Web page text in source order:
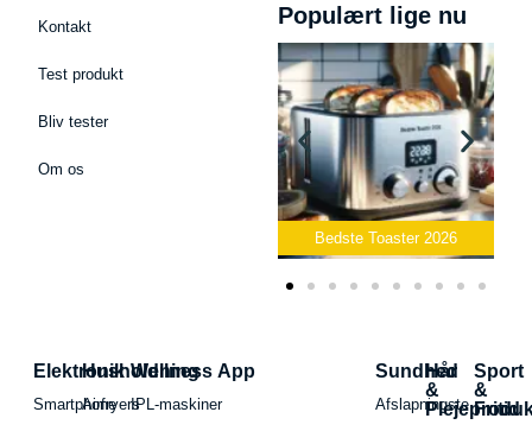
Kontakt
Test produkt
Bliv tester
Om os
Populært lige nu
Bedste Toaster 2026
Elektronik
Smartphone
Husholdning
Airfryers
Wellness App
IPL-maskiner
Sundhed
Afslapningste
Hår
&
Sport
&
Fritid